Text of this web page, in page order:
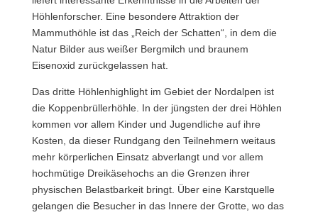
Höhlenforscher. Eine besondere Attraktion der
Mammuthöhle ist das „Reich der Schatten“, in dem die
Natur Bilder aus weißer Bergmilch und braunem
Eisenoxid zurückgelassen hat.
Das dritte Höhlenhighlight im Gebiet der Nordalpen ist
die Koppenbrüllerhöhle. In der jüngsten der drei Höhlen
kommen vor allem Kinder und Jugendliche auf ihre
Kosten, da dieser Rundgang den Teilnehmern weitaus
mehr körperlichen Einsatz abverlangt und vor allem
hochmütige Dreikäsehochs an die Grenzen ihrer
physischen Belastbarkeit bringt. Über eine Karstquelle
gelangen die Besucher in das Innere der Grotte, wo das